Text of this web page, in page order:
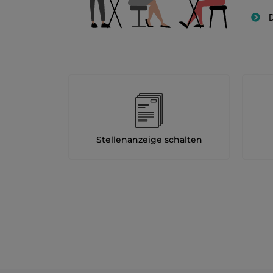
Stellenanzeige schalten